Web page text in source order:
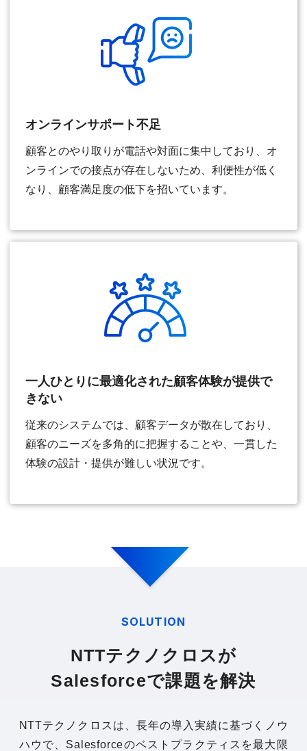
オンラインサポート不足
顧客とのやり取りが電話や対面に集中しており、オ
ンラインでの接点が存在しないため、利便性が低く
なり、顧客満足度の低下を招いています。
一人ひとりに最適化された顧客体験が提供で
きない
従来のシステムでは、顧客データが散在しており、
顧客のニーズを多角的に把握することや、一貫した
体験の設計・提供が難しい状況です。
SOLUTION
NTTテクノクロスが
Salesforceで課題を解決
NTTテクノクロスは、長年の導入実績に基づくノウ
ハウで、Salesforceのベストプラクティスを最大限